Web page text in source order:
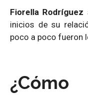
Fiorella Rodríguez
inicios de su
poco a poco fueron